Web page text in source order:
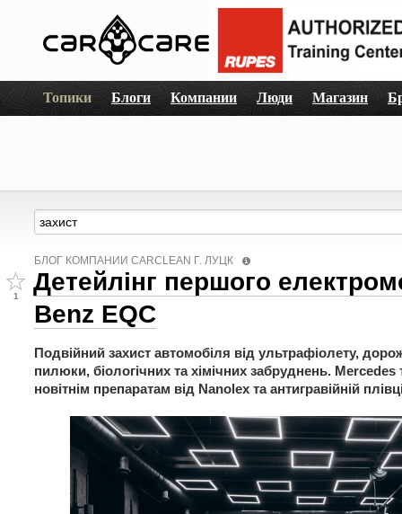
Топики Блоги Компании Люди Магазин
БЛОГ КОМПАНИИ СARCLEAN Г. ЛУЦК
1
Детейлінг першого
Benz EQC
Подвійний захист автомобіля від ультрафіолету,
пилюки, біологічних та хімічних забруднень. Mercedes
новітнім препаратам від Nanolex та антигравійній